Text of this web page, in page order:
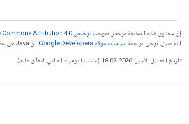
إنّ محتوى هذه الصفحة مرخّص بموجبترخيص Creative Commons Attribution 4.0‏
التفاصيل، يُرجى مراجعة سياسات موقع Google Developers‏ . إنّ Java هي علامة تجارية مسجَّلة لشركة Oracle و/أو شركائها التابعين.
تاريخ التعديل الأخير: 2026-02-18 (حسب التوقيت العالمي المتفَّق عليه)